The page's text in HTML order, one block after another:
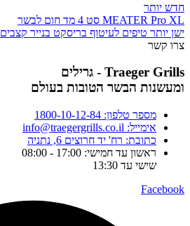
חדש יותר
MEATER Pro XL סט 4 מד חום לבשר
ישן יותר טיפים לעיטוף בריסקט בנייר קצבים
צרו קשר
Traeger Grills - גרילים
ומעשנות הבשר הטובות בעולם
מספר טלפון: 1800-10-12-84
אימייל: info@traegergrills.co.il
כתובת: רח' יד חרוצים 6, נתניה
ראשון עד חמישי: 17:00 - 08:00
שישי עד 13:30
Facebook